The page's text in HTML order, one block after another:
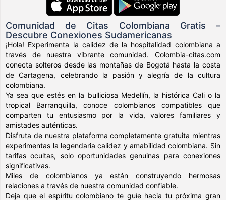
Comunidad de Citas Colombiana Gratis –
Descubre Conexiones Sudamericanas
¡Hola! Experimenta la calidez de la hospitalidad colombiana a
través de nuestra vibrante comunidad. Colombia-citas.com
conecta solteros desde las montañas de Bogotá hasta la costa
de Cartagena, celebrando la pasión y alegría de la cultura
colombiana.
Ya sea que estés en la bulliciosa Medellín, la histórica Cali o la
tropical Barranquilla, conoce colombianos compatibles que
comparten tu entusiasmo por la vida, valores familiares y
amistades auténticas.
Disfruta de nuestra plataforma completamente gratuita mientras
experimentas la legendaria calidez y amabilidad colombiana. Sin
tarifas ocultas, solo oportunidades genuinas para conexiones
significativas.
Miles de colombianos ya están construyendo hermosas
relaciones a través de nuestra comunidad confiable.
Deja que el espíritu colombiano te guíe hacia tu próxima gran